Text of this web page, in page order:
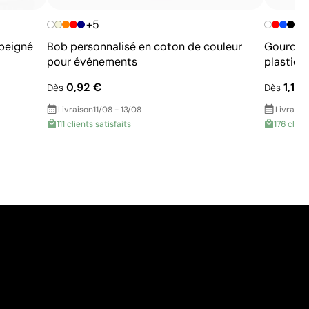
+5
Bob personnalisé en coton de couleur
pour événements
Dès 0,92 €
Livraison11/08 - 13/08
111 clients satisfaits
Dès 1,13
176